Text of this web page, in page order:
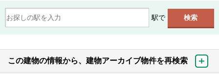
駅で
この建物の情報から、建物アーカイブ物件を再検索